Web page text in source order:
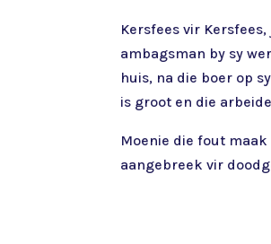
Kersfees vir
ambagsman by sy
huis, na die boer op
is groot en die
Moenie die fout
aangebreek vir